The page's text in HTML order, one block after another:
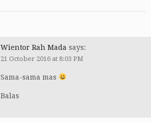
Wientor Rah Mada says:
21 October 2016 at 8:03 PM
Sama-sama mas
Balas